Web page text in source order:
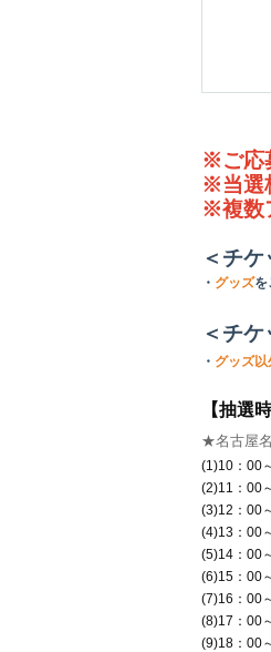
※ご応
※当選
※複数
＜チ
・ グッズを
＜チ
・ グッズ以
【抽選
★名古屋
(1)10：00
(2)11：00
(3)12：00
(4)13：00
(5)14：00
(6)15：00
(7)16：00
(8)17：00
(9)18：00